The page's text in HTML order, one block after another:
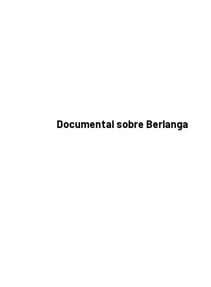
Documental sobre Berlanga